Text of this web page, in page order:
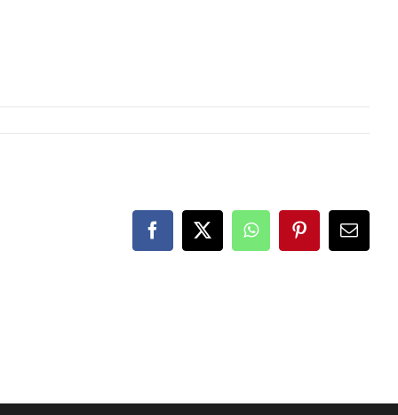
Facebook
X WhatsAppPinterest
E-
Mail